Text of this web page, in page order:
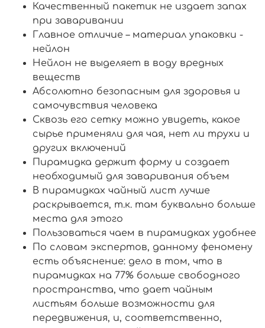
Качественный пакетик не издает запах
при заваривании
Главное отличие – материал упаковки -
нейлон
Нейлон не выделяет в воду вредных
веществ
Абсолютно безопасным для здоровья и
самочувствия человека
Сквозь его сетку можно увидеть, какое
сырье применяли для чая, нет ли трухи и
других включений
Пирамидка держит форму и создает
необходимый для заваривания объем
В пирамидках чайный лист лучше
раскрывается, т.к. там буквально больше
места для этого
Пользоваться чаем в пирамидках удобнее
По словам экспертов, данному феномену
есть объяснение: дело в том, что в
пирамидках на 77% больше свободного
пространства, что дает чайным
листьям больше возможности для
передвижения, и, соответственно,